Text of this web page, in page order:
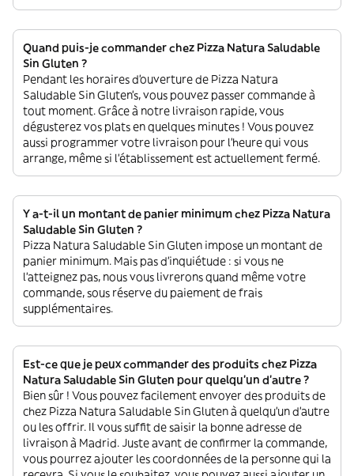
Quand puis-je commander chez Pizza Natura Saludable
Sin Gluten ?
Pendant les horaires d'ouverture de Pizza Natura
Saludable Sin Gluten’s, vous pouvez passer commande à
tout moment. Grâce à notre livraison rapide, vous
dégusterez vos plats en quelques minutes ! Vous pouvez
aussi programmer votre livraison pour l'heure qui vous
arrange, même si l'établissement est actuellement fermé.
Y a-t-il un montant de panier minimum chez Pizza Natura
Saludable Sin Gluten ?
Pizza Natura Saludable Sin Gluten impose un montant de
panier minimum. Mais pas d'inquiétude : si vous ne
l'atteignez pas, nous vous livrerons quand même votre
commande, sous réserve du paiement de frais
supplémentaires.
Est-ce que je peux commander des produits chez Pizza
Natura Saludable Sin Gluten pour quelqu'un d'autre ?
Bien sûr ! Vous pouvez facilement envoyer des produits de
chez Pizza Natura Saludable Sin Gluten à quelqu'un d'autre
ou les offrir. Il vous suffit de saisir la bonne adresse de
livraison à Madrid. Juste avant de confirmer la commande,
vous pourrez ajouter les coordonnées de la personne qui la